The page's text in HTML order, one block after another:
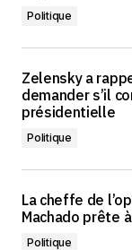
Politique
Zelensky a
demander s’il
présidentielle
Politique
La cheffe de
Machado prête
Politique